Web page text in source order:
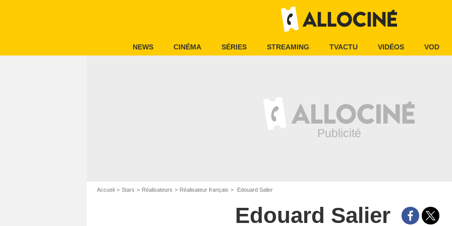
NEWS CINÉMA SÉRIES STREAMING TVACTU VIDÉOS VOD
Accueil Stars Réalisateurs Réalisateur français Edouard Salier
Edouard Salier